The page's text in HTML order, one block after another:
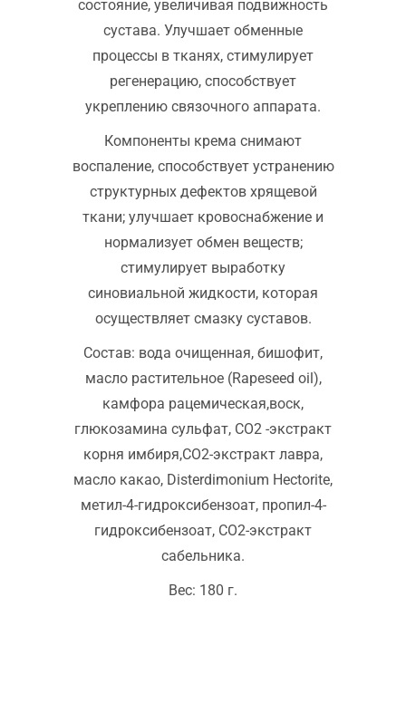
состояние, увеличивая подвижность
сустава. Улучшает обменные
процессы в тканях, стимулирует
регенерацию, способствует
укреплению связочного аппарата.
Компоненты крема снимают
воспаление, способствует устранению
структурных дефектов хрящевой
ткани; улучшает кровоснабжение и
нормализует обмен веществ;
стимулирует выработку
синовиальной жидкости, которая
осуществляет смазку суставов.
Состав: вода очищенная, бишофит,
масло растительное (Rapeseed oil),
камфора рацемическая,воск,
глюкозамина сульфат, СО2 -экстракт
корня имбиря,СО2-экстракт лавра,
масло какао, Disterdimonium Hectorite,
метил-4-гидроксибензоат, пропил-4-
гидроксибензоат, СО2-экстракт
сабельника.
Вес: 180 г.